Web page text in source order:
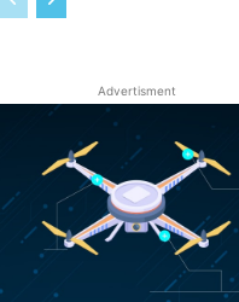
Advertisment